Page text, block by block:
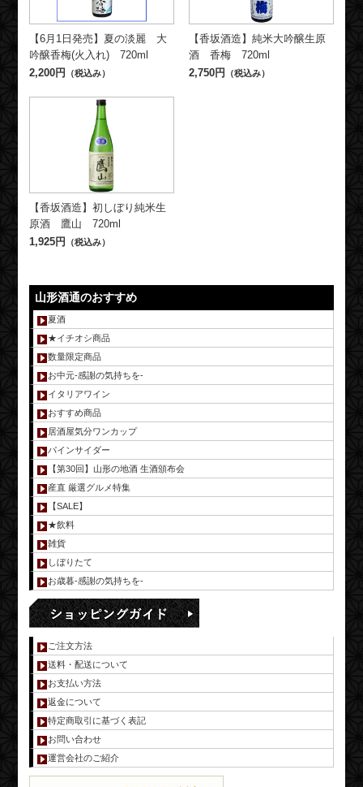
【6月1日発売】夏の淡麗 大
吟醸香梅(火入れ) 720ml
2,200円 （税込み）
【香坂酒造】純米大吟醸生原
酒 香梅 720ml
2,750円 （税込み）
【香坂酒造】初しぼり純米生
原酒 鷹山 720ml
1,925円 （税込み）
山形酒通のおすすめ
夏酒
★イチオシ商品
数量限定商品
お中元-感謝の気持ちを-
イタリアワイン
おすすめ商品
居酒屋気分ワンカップ
パインサイダー
【第30回】山形の地酒 生酒頒布会
産直 厳選グルメ特集
【SALE】
★飲料
雑貨
しぼりたて
お歳暮-感謝の気持ちを-
ご注文方法
送料・配送について
お支払い方法
返金について
特定商取引に基づく表記
お問い合わせ
運営会社のご紹介